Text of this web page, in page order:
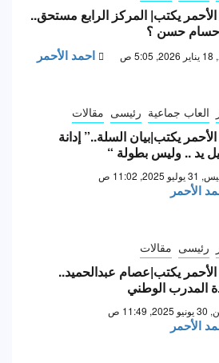
يكتب| المركز الرابع مستحق..
حسام حسن ؟
ص احمد الأحمر
العاب جماعية رئيسى مقالات
يكتب|بيان السلة..” إدانة
يد .. وليس بطولة “
11:02 ص
الأحمر
رئيسى مقالات
يكتب|عصام عبدالحميد..
المدرب الوطني
11:49 ص
الأحمر